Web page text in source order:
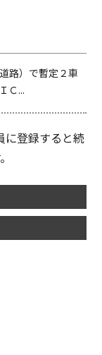
路）で暫定２車
Ｃ...
に登録すると続